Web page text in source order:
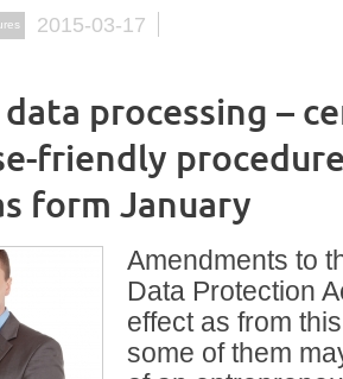
2015-03-17
processing –
friendly
form January
Amendments to
Data Protection
effect as from
some of them